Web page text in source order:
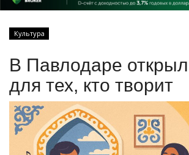
Главная
ПАВЛОДАРСКАЯ ОБЛАСТЬ
КАЗАХСТАН
МИР
Культура
В Павлодаре
для тех, кто творит